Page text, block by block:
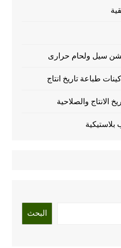
سيل ولحام حرارى
طباعة تاريخ انتاج
الانتاج والصلاحية
بلاستيكية
البحث